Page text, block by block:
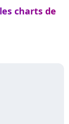
charts de